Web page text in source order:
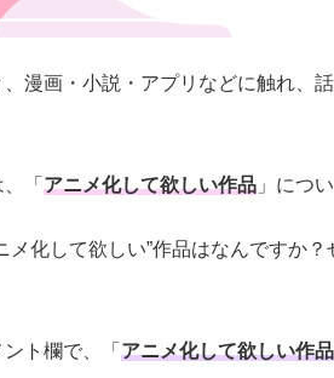
漫画・小説・アプリなどに触れ、
「 アニメ化して欲しい作品 」につ
メ化して欲しい”作品はなんですか
ト欄で、「 アニメ化して欲しい作品